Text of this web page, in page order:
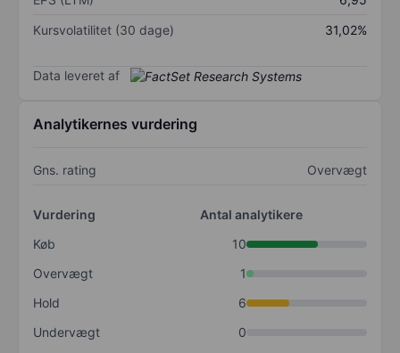
Kursvolatilitet (30 dage)
31,02%
Data leveret af
Analytikernes vurdering
Gns. rating Overvægt
Vurdering
Antal analytikere
Køb
10
Overvægt
1
Hold
6
Undervægt
0